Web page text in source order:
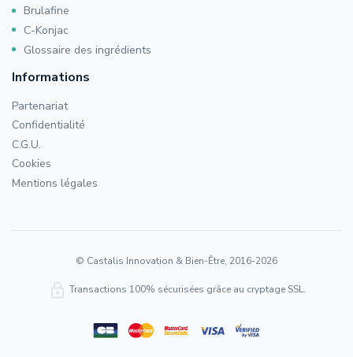
Brulafine
C-Konjac
Glossaire des ingrédients
Informations
Partenariat
Confidentialité
C.G.U.
Cookies
Mentions légales
© Castalis Innovation & Bien-Être, 2016-2026
Transactions 100% sécurisées grâce au cryptage SSL.